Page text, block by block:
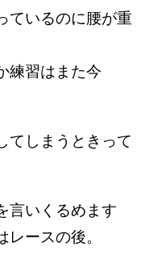
ているのに腰が重
練習はまた今
てしまうときって
言いくるめます
ースの後。